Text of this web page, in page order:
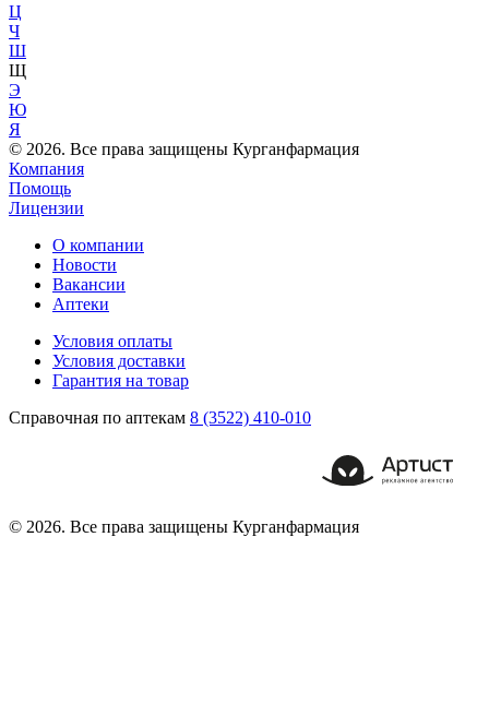
Ц
Ч
Ш
Щ
Э
Ю
Я
© 2026. Все права защищены Курганфармация
Компания
Помощь
Лицензии
О компании
Новости
Вакансии
Аптеки
Условия оплаты
Условия доставки
Гарантия на товар
Справочная по аптекам 8 (3522) 410-010
© 2026. Все права защищены Курганфармация